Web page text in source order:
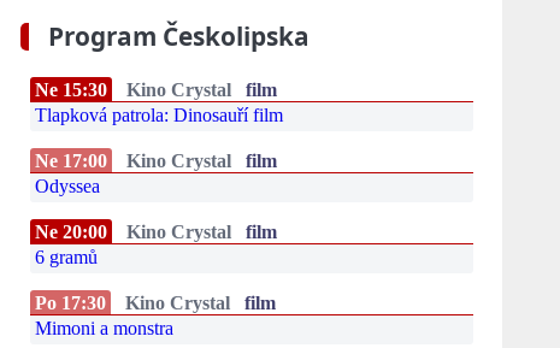
Program Českolipska
Ne 15:30 Kino Crystal
film
Tlapková patrola: Dinosauří film
Ne 17:00 Kino Crystal
film
Odyssea
Ne 20:00 Kino Crystal
film
6 gramů
Po 17:30 Kino Crystal
film
Mimoni a monstra